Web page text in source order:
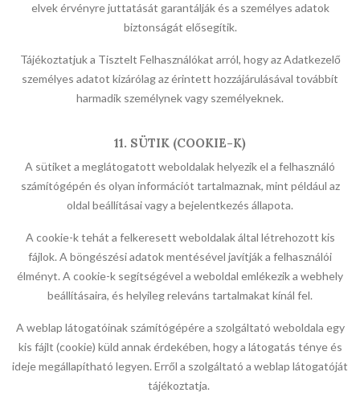
elvek érvényre juttatását garantálják és a személyes adatok
biztonságát elősegítik.
Tájékoztatjuk a Tisztelt Felhasználókat arról, hogy az Adatkezelő
személyes adatot kizárólag az érintett hozzájárulásával továbbít
harmadik személynek vagy személyeknek.
11. SÜTIK (COOKIE-K)
A sütiket a meglátogatott weboldalak helyezik el a felhasználó
számítógépén és olyan információt tartalmaznak, mint például az
oldal beállításai vagy a bejelentkezés állapota.
A cookie-k tehát a felkeresett weboldalak által létrehozott kis
fájlok. A böngészési adatok mentésével javítják a felhasználói
élményt. A cookie-k segítségével a weboldal emlékezik a webhely
beállításaira, és helyileg releváns tartalmakat kínál fel.
A weblap látogatóinak számítógépére a szolgáltató weboldala egy
kis fájlt (cookie) küld annak érdekében, hogy a látogatás ténye és
ideje megállapítható legyen. Erről a szolgáltató a weblap látogatóját
tájékoztatja.